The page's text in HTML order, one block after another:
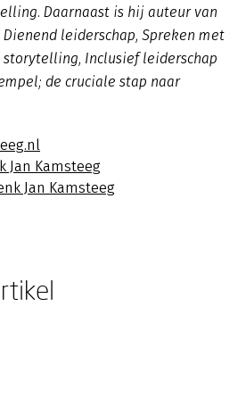
Daarnaast is hij auteur van
Dienend leiderschap, Spreken met
storytelling, Inclusief leiderschap
de cruciale stap naar
Jan Kamsteeg
Jan Kamsteeg